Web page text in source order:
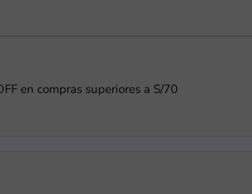
en compras superiores a S/70